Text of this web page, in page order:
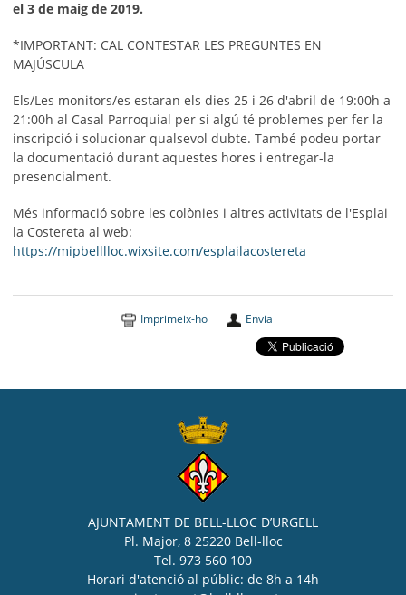
el 3 de maig de 2019.
*IMPORTANT: CAL CONTESTAR LES PREGUNTES EN
MAJÚSCULA
Els/Les monitors/es estaran els dies 25 i 26 d'abril de 19:00h a
21:00h al Casal Parroquial per si algú té problemes per fer la
inscripció i solucionar qualsevol dubte. També podeu portar
la documentació durant aquestes hores i entregar-la
presencialment.
Més informació sobre les colònies i altres activitats de l'Esplai
la Costereta al web:
https://mipbelllloc.wixsite.com/esplailacostereta
Imprimeix-ho Envia
AJUNTAMENT DE BELL-LLOC D’URGELL
Pl. Major, 8 25220 Bell-lloc
Tel. 973 560 100
Horari d'atenció al públic: de 8h a 14h